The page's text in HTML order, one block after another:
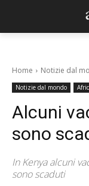
Home Notizie dal
Notizie dal mondo
Alcuni
sono
In Kenya alcuni
sono scaduti